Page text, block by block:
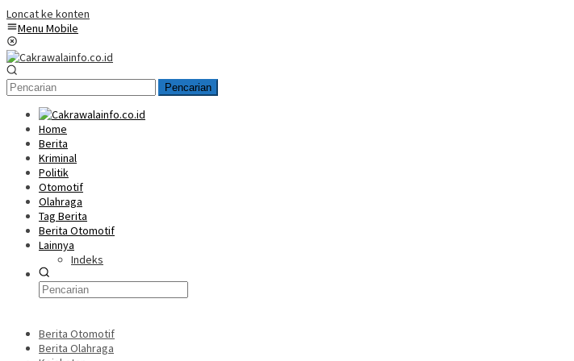
Loncat ke konten
Menu Mobile
Pencarian
Home
Berita
Kriminal
Politik
Otomotif
Olahraga
Tag Berita
Berita Otomotif
Lainnya
Indeks
Berita Otomotif
Berita Olahraga